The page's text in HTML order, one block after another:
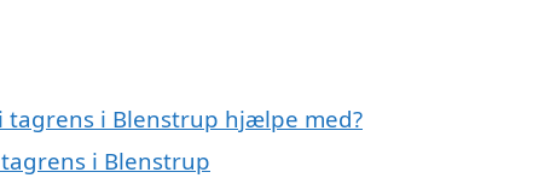
tagrens i Blenstrup hjælpe med?
i Blenstrup